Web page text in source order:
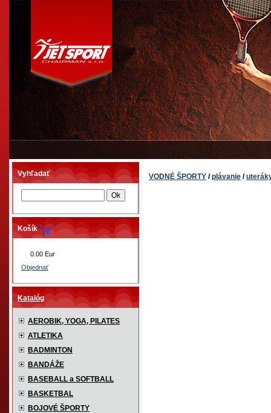
Vyhľadať
Košík
0.00 Eur
Objednať
Katalóg
AEROBIK, YOGA, PILATES
ATLETIKA
BADMINTON
BANDÁŽE
BASEBALL a SOFTBALL
BASKETBAL
BOJOVÉ ŠPORTY
VODNÉ ŠPORTY /plávanie /